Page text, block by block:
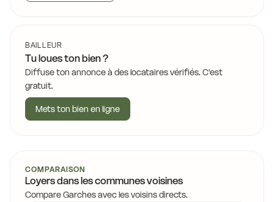
BAILLEUR
Tu loues ton bien ?
Diffuse ton annonce à des locataires vérifiés. C'est
gratuit.
Mets ton bien en ligne
COMPARAISON
Loyers dans les communes voisines
Compare Garches avec les voisins directs.